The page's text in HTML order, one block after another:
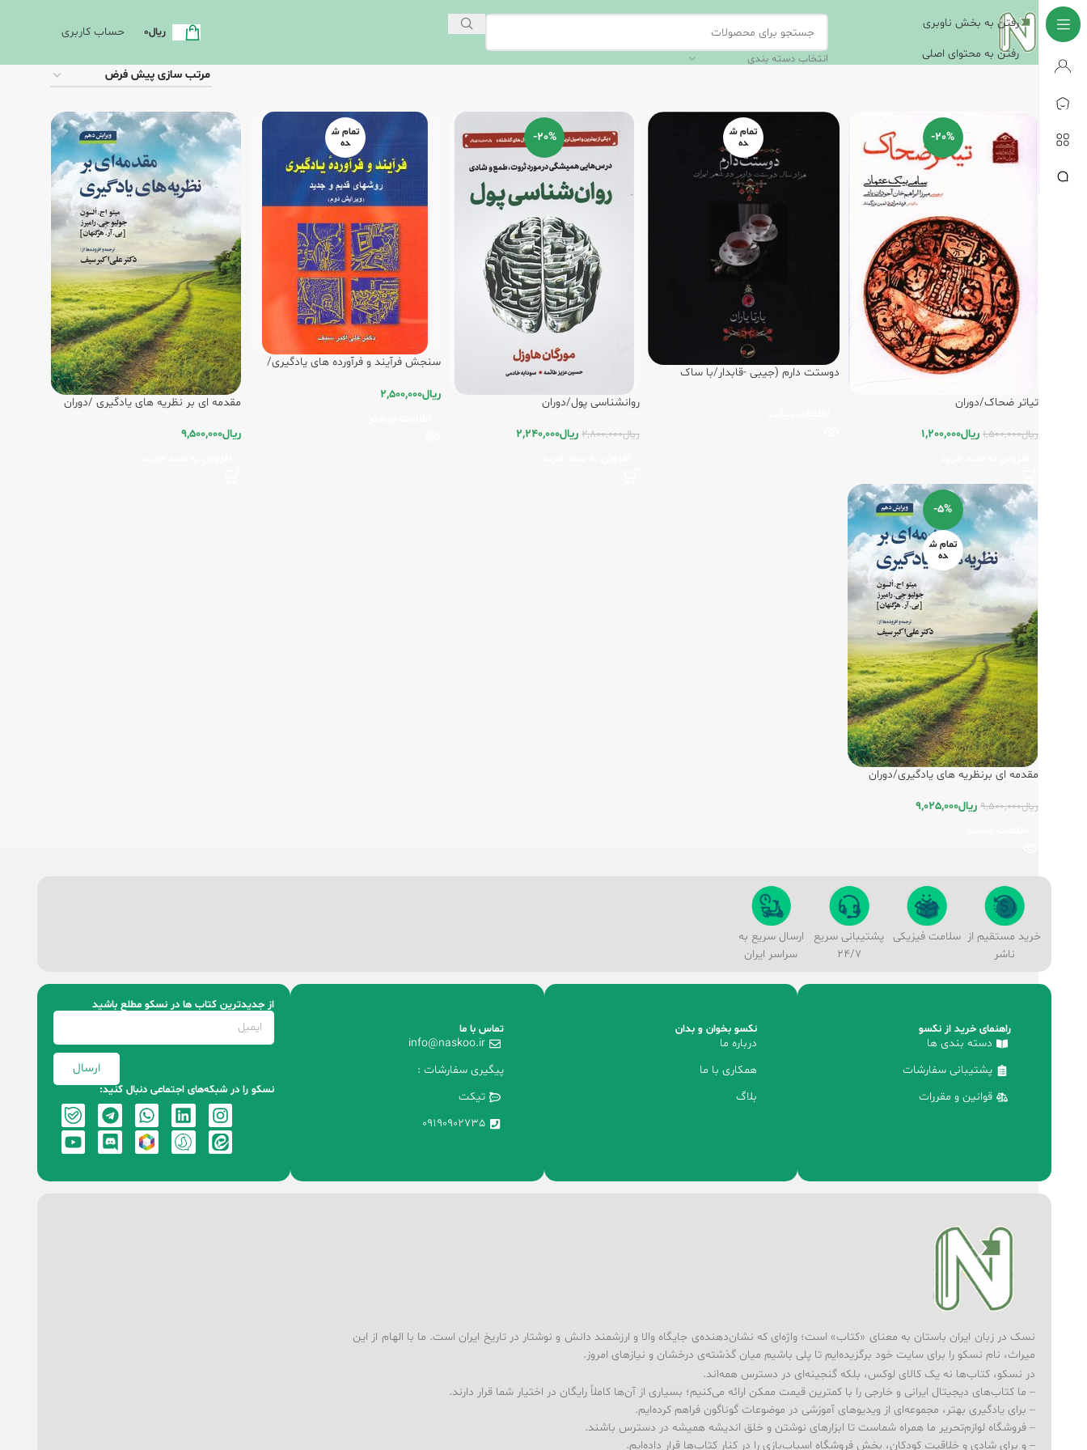
رفتن به بخش ناوبری
رفتن به محتوای اصلی
انتخاب دسته بندی
ریال0 حساب کاربری
-20%
تیاتر ضحاک/دوران
ریال1,500,000 ریال1,200,000
تمام ش
ده
دوستت دارم (جیبی -قابدار/با ساک
-20%
روانشناسی‏ پول‏/دوران
ریال2,800,000 ریال2,240,000
تمام ش
ده
سنجش فرآیند و فرآورده های یادگیری/
ریال2,500,000
مقدمه ای بر نظریه های یادگیری /دوران
ریال9,500,000
-5%
تمام ش
ده
مقدمه ای برنظریه های یادگیری/دوران
ریال9,500,000 ریال9,025,000
خرید مستقیم از
ناشر
سلامت فیزیکی
پشتیبانی سریع
24/7
ارسال سریع به
سراسر ایران
راهنمای خرید از نکسو
دسته بندی ها
پشتیبانی سفارشات
قوانین و مقررات
نکسو بخوان و بدان
درباره ما
همکاری با ما
بلاگ
تماس با ما
info@naskoo.ir
پیگیری سفارشات :
تیکت
09190902735
از جدیدترین کتاب‌ ها در نسکو مطلع باشید
ارسال
نسکو را در شبکه‌های اجتماعی دنبال کنید:
نسک در زبان ایران باستان به معنای «کتاب» است؛ واژه‌ای که نشان‌دهنده‌ی جایگاه والا و ارزشمند دانش و نوشتار در تاریخ ایران است. ما با الهام از این
میراث، نام نسکو را برای سایت خود برگزیده‌ایم تا پلی باشیم میان گذشته‌ی درخشان و نیازهای امروز.
در نسکو، کتاب‌ها نه یک کالای لوکس، بلکه گنجینه‌ای در دسترس همه‌اند.
– ما کتاب‌های دیجیتال ایرانی و خارجی را با کمترین قیمت ممکن ارائه می‌کنیم؛ بسیاری از آن‌ها کاملاً رایگان در اختیار شما قرار دارند.
– برای یادگیری بهتر، مجموعه‌ای از ویدیوهای آموزشی در موضوعات گوناگون فراهم کرده‌ایم.
– فروشگاه لوازم‌تحریر ما همراه شماست تا ابزارهای نوشتن و خلق اندیشه همیشه در دسترس باشند.
– و برای شادی و خلاقیت کودکان، بخش فروشگاه اسباب‌بازی را در کنار کتاب‌ها قرار داده‌ایم.